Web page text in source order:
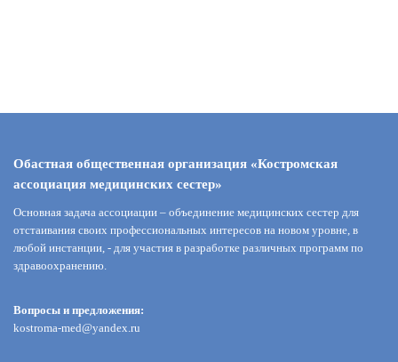
Обастная общественная организация «Костромская
ассоциация медицинских сестер»
Основная задача ассоциации – объединение медицинских сестер для
отстаивания своих профессиональных интересов на новом уровне, в
любой инстанции, - для участия в разработке различных программ по
здравоохранению.
Вопросы и предложения:
kostroma-med@yandex.ru